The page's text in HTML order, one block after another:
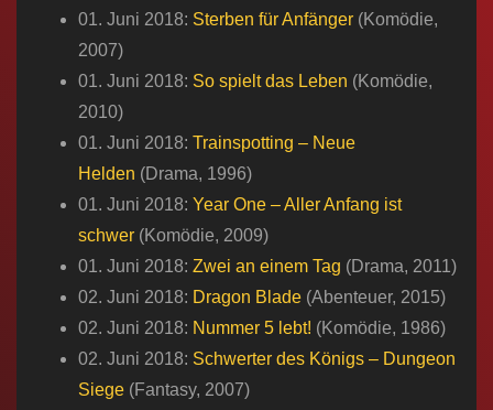
01. Juni 2018: Sterben für Anfänger (Komödie,
2007)
01. Juni 2018: So spielt das Leben (Komödie,
2010)
01. Juni 2018: Trainspotting – Neue
Helden (Drama, 1996)
01. Juni 2018: Year One – Aller Anfang ist
schwer (Komödie, 2009)
01. Juni 2018: Zwei an einem Tag (Drama, 2011)
02. Juni 2018: Dragon Blade (Abenteuer, 2015)
02. Juni 2018: Nummer 5 lebt! (Komödie, 1986)
02. Juni 2018: Schwerter des Königs – Dungeon
Siege (Fantasy, 2007)